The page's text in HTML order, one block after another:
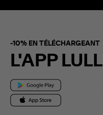
-10% EN TÉLÉCHARGEANT
L'APP LULLI